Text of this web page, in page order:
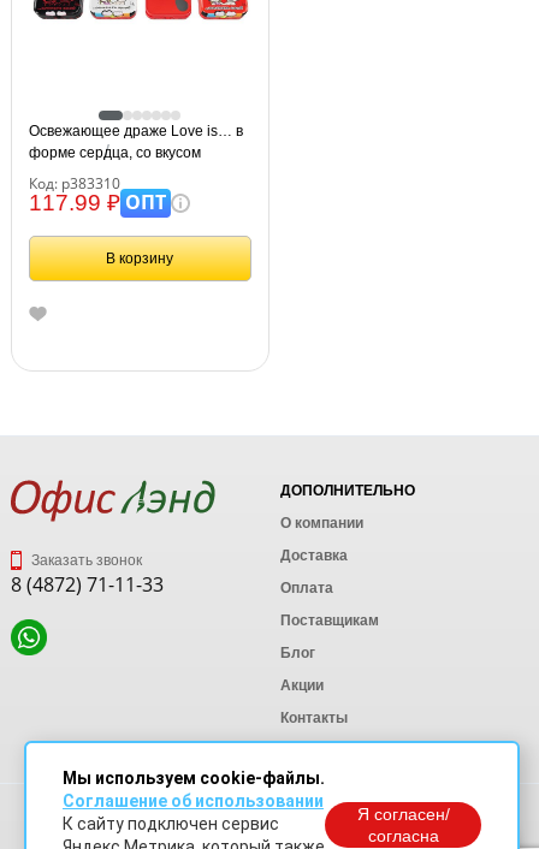
Освежающее драже Love is… в
форме сердца, со вкусом
Код: р383310
117.99 ₽ОПТ
В корзину
Заказать звонок
8 (4872) 71-11-33
ДОПОЛНИТЕЛЬНО
О компании
Доставка
Оплата
Поставщикам
Блог
Акции
Контакты
Политика конфиденциальности
Согласие на обработку персональных данных
Мы используем cookie-файлы.
Соглашение об использовании
К сайту подключен сервис
Я согласен/
согласна